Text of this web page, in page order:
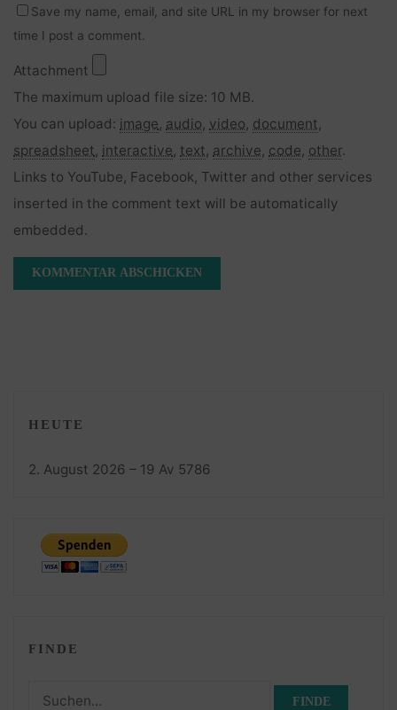
Save my name, email, and site URL in my browser for next
time I post a comment.
Attachment
The maximum upload file size: 10 MB.
You can upload: image, audio, video, document,
spreadsheet, interactive, text, archive, code, other.
Links to YouTube, Facebook, Twitter and other services
inserted in the comment text will be automatically
embedded.
HEUTE
2. August 2026 – 19 Av 5786
FINDE
Suchen